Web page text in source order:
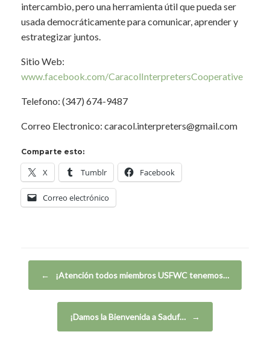
intercambio, pero una herramienta útil que pueda ser
usada democráticamente para comunicar, aprender y
estrategizar juntos.
Sitio Web:
www.facebook.com/CaracolInterpretersCooperative
Telefono: (347) 674-9487
Correo Electronico: caracol.interpreters@gmail.com
Comparte esto:
X Tumblr Facebook
Correo electrónico
← ¡Atención todos miembros USFWC tenemos…
¡Damos la Bienvenida a Saduf… →